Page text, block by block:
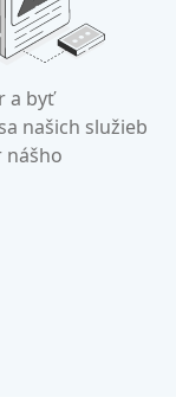
a byť
našich služieb
nášho